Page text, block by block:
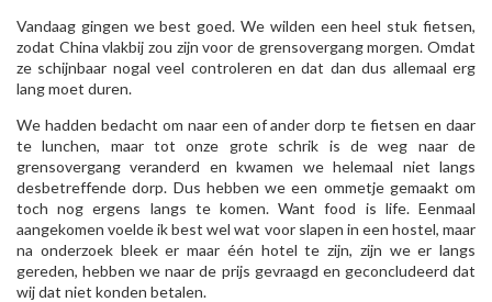
Vandaag gingen we best goed. We wilden een heel stuk fietsen,
zodat China vlakbij zou zijn voor de grensovergang morgen. Omdat
ze schijnbaar nogal veel controleren en dat dan dus allemaal erg
lang moet duren.
We hadden bedacht om naar een of ander dorp te fietsen en daar
te lunchen, maar tot onze grote schrik is de weg naar de
grensovergang veranderd en kwamen we helemaal niet langs
desbetreffende dorp. Dus hebben we een ommetje gemaakt om
toch nog ergens langs te komen. Want food is life. Eenmaal
aangekomen voelde ik best wel wat voor slapen in een hostel, maar
na onderzoek bleek er maar één hotel te zijn, zijn we er langs
gereden, hebben we naar de prijs gevraagd en geconcludeerd dat
wij dat niet konden betalen.